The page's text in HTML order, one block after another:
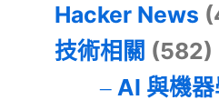
Hacker News
技術相關 (582)
AI 與機